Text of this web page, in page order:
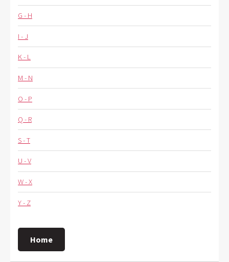
G - H
I - J
K - L
M - N
O - P
Q - R
S - T
U - V
W - X
Y - Z
Home